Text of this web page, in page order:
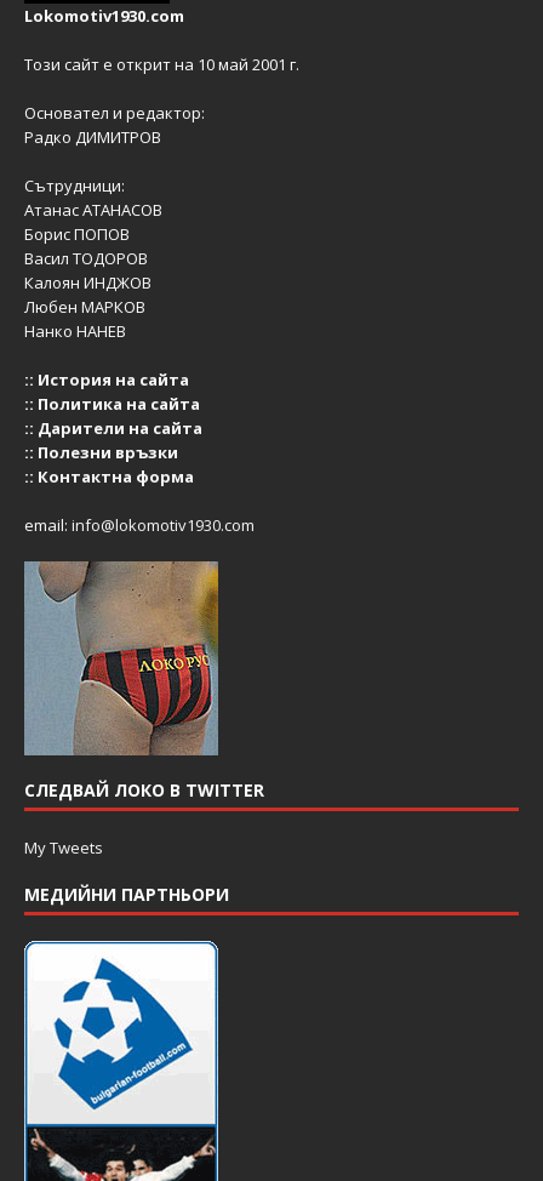
Lokomotiv1930.com
Този сайт е открит на 10 май 2001 г.
Основател и редактор:
Радко ДИМИТРОВ
Сътрудници:
Атанас АТАНАСОВ
Борис ПОПОВ
Васил ТОДОРОВ
Калоян ИНДЖОВ
Любен МАРКОВ
Нанко НАНЕВ
:: История на сайта
:: Политика на сайта
:: Дарители на сайта
:: Полезни връзки
:: Контактна форма
email: info@lokomotiv1930.com
СЛЕДВАЙ ЛОКО В TWITTER
My Tweets
МЕДИЙНИ ПАРТНЬОРИ